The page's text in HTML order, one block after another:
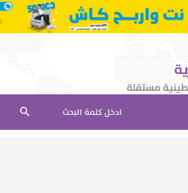
ادخل كلمة البحث